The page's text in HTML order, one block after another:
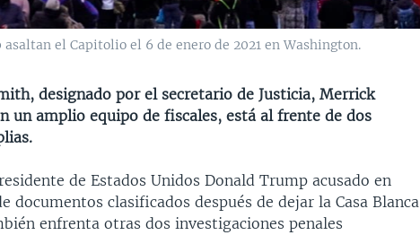
el Capitolio el 6 de enero de 2021 en Washington.
designado por el secretario de Justicia, Merrick
un amplio equipo de fiscales, está al frente de dos
de Estados Unidos Donald Trump acusado en
documentos clasificados después de dejar la Casa Blanca
enfrenta otras dos investigaciones penales